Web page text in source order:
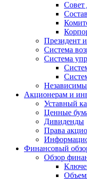
Совет
Президент
Система
Система
Акционерам и
Уставный
Ценные
Дивиденды
Права
Финансовый
Обзор